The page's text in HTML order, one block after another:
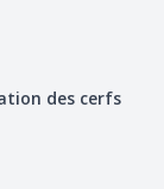
des cerfs